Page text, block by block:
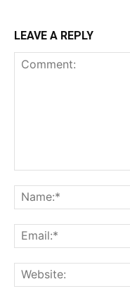
LEAVE A REPLY